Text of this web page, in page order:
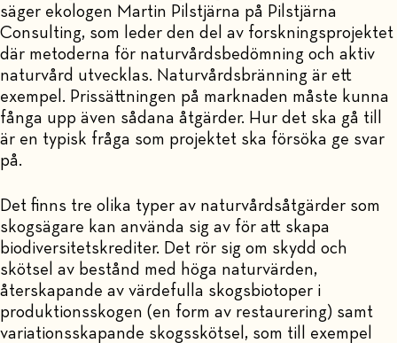
säger ekologen Martin Pilstjärna på Pilstjärna
Consulting, som leder den del av forskningsprojektet
där metoderna för naturvårdsbedömning och aktiv
naturvård utvecklas. Naturvårdsbränning är ett
exempel. Prissättningen på marknaden måste kunna
fånga upp även sådana åtgärder. Hur det ska gå till
är en typisk fråga som projektet ska försöka ge svar
på.
Det finns tre olika typer av naturvårdsåtgärder som
skogsägare kan använda sig av för att skapa
biodiversitetskrediter. Det rör sig om skydd och
skötsel av bestånd med höga naturvärden,
återskapande av värdefulla skogsbiotoper i
produktionsskogen (en form av restaurering) samt
variationsskapande skogsskötsel, som till exempel